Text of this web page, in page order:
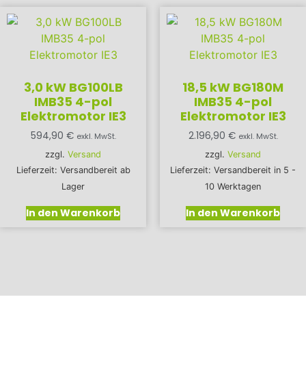
3,0 kW BG100LB
IMB35 4-pol
Elektromotor IE3
594,90 € exkl. MwSt.
zzgl. Versand
Lieferzeit: Versandbereit ab
Lager
In den Warenkorb
18,5 kW BG180M
IMB35 4-pol
Elektromotor IE3
2.196,90 € exkl. MwSt.
zzgl. Versand
Lieferzeit: Versandbereit in 5 -
10 Werktagen
In den Warenkorb